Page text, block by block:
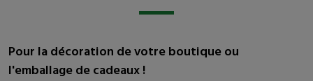
Pour la décoration de votre boutique ou
l'emballage de cadeaux !